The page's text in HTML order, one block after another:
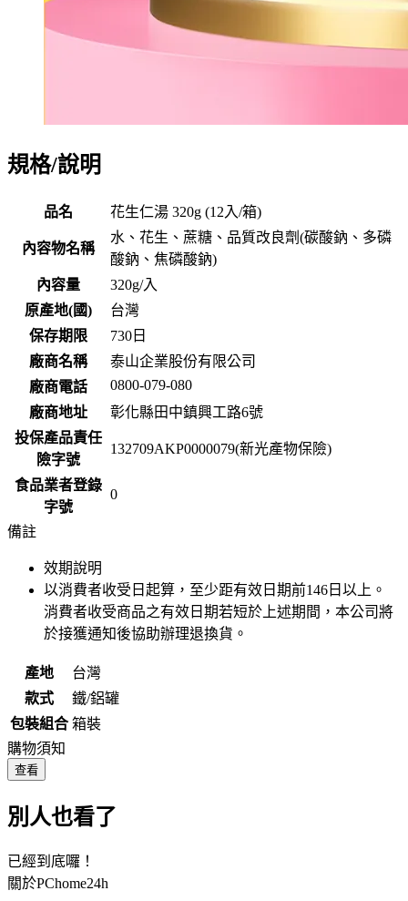
規格/說明
品名 花生仁湯 320g (12入/箱)
內容物名稱
水、花生、蔗糖、品質改良劑(碳酸鈉、多磷
酸鈉、焦磷酸鈉)
內容量
320g/入
原產地(國)
台灣
保存期限
730 日
廠商名稱
泰山企業股份有限公司
廠商電話
0800-079-080
廠商地址
彰化縣田中鎮興工路6號
投保產品責任
險字號
132709AKP0000079(新光產物保險)
食品業者登錄
字號
0
備註
效期說明
以消費者收受日起算，至少距有效日期前146 日以上。
消費者收受商品之有效日期若短於上述期間，本公司將
於接獲通知後協助辦理退換貨。
產地
台灣
款式
鐵/鋁罐
包裝組合 箱裝
購物須知
查看
別人也看了
已經到底囉！
關於PChome24h